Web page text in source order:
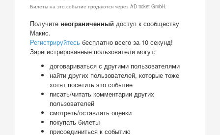
Билеты на это событие продаются через AD ticket GmbH.
Получите неограниченный доступ к сообществу
Макис.
Регистрируйтесь бесплатно всего за 10 секунд!
Зарегистрированные пользователи могут:
договариваться с другими пользователями
найти других пользователей, которые тоже
хотят посетить это событие
писать/читать комментарии других
пользователей
смотреть/оставлять оценки
покупать билеты
присоединиться к событию